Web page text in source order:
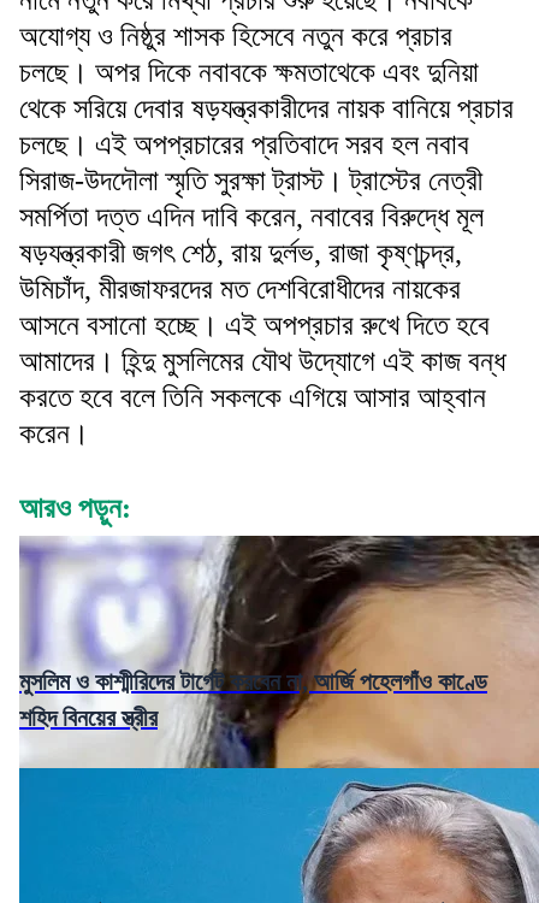
অযোগ্য ও নিষ্ঠুর শাসক হিসেবে নতুন করে প্রচার
চলছে। অপর দিকে নবাবকে ক্ষমতাথেকে এবং দুনিয়া
থেকে সরিয়ে দেবার ষড়যন্ত্রকারীদের নায়ক বানিয়ে প্রচার
চলছে। এই অপপ্রচারের প্রতিবাদে সরব হল নবাব
সিরাজ-উদদৌলা স্মৃতি সুরক্ষা ট্রাস্ট। ট্রাস্টের নেত্রী
সমর্পিতা দত্ত এদিন দাবি করেন, নবাবের বিরুদ্ধে মূল
ষড়যন্ত্রকারী জগৎ শেঠ, রায় দুর্লভ, রাজা কৃষ্ণচন্দ্র,
উমিচাঁদ, মীরজাফরদের মত দেশবিরোধীদের নায়কের
আসনে বসানো হচ্ছে। এই অপপ্রচার রুখে দিতে হবে
আমাদের। হিন্দু মুসলিমের যৌথ উদ্যোগে এই কাজ বন্ধ
করতে হবে বলে তিনি সকলকে এগিয়ে আসার আহ্বান
করেন।
আরও পড়ুন:
মুসলিম ও কাশ্মীরিদের টার্গেট করবেন না, আর্জি পহেলগাঁও কাণ্ডে
শহিদ বিনয়ের স্ত্রীর